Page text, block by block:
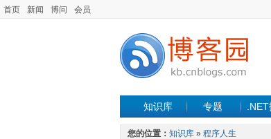
首页 新闻 博问 会员
知识库 专题
您的位置： 知识库 » 程序人生